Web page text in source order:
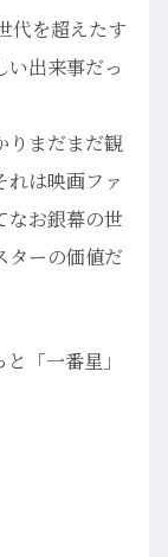
代を超えたす
出来事だっ
りまだまだ観
れは映画ファ
なお銀幕の世
ターの価値だ
「一番星」